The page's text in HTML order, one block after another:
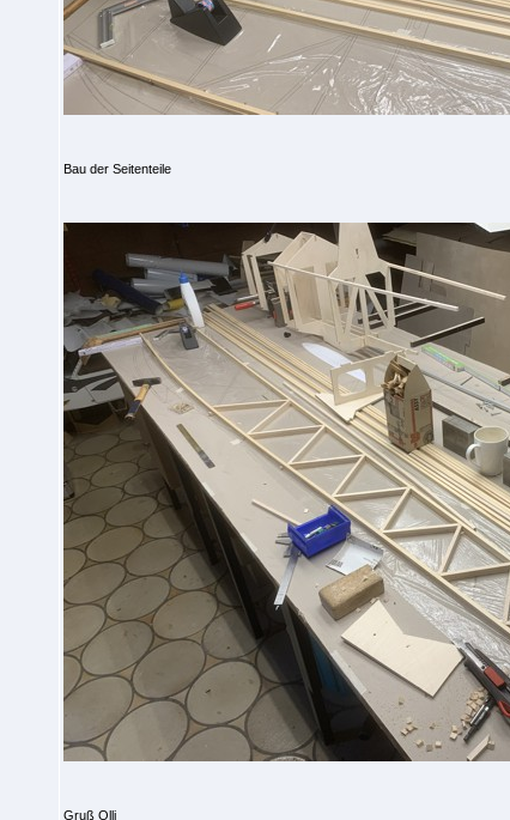
Bau der Seitenteile
Gruß Olli